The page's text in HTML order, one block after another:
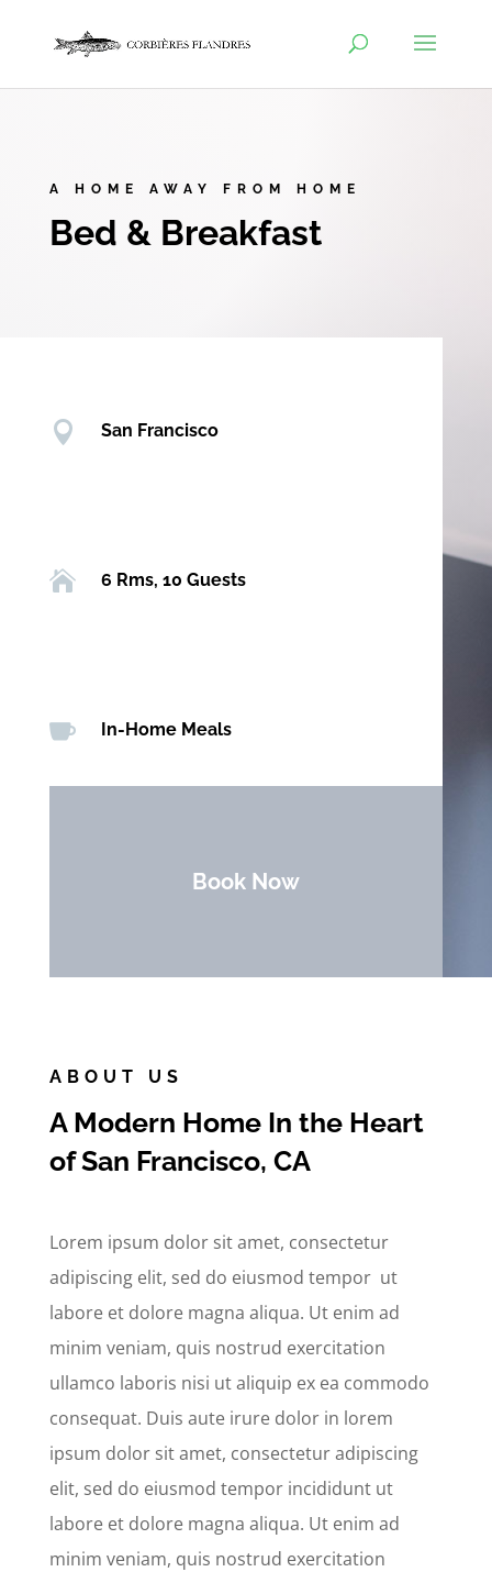
A HOME AWAY FROM HOME
Bed & Breakfast
 San Francisco
 6 Rms, 10 Guests
 In-Home Meals
Book Now
ABOUT US
A Modern Home In the Heart
of San Francisco, CA
Lorem ipsum dolor sit amet, consectetur
adipiscing elit, sed do eiusmod tempor ut
labore et dolore magna aliqua. Ut enim ad
minim veniam, quis nostrud exercitation
ullamco laboris nisi ut aliquip ex ea commodo
consequat. Duis aute irure dolor in lorem
ipsum dolor sit amet, consectetur adipiscing
elit, sed do eiusmod tempor incididunt ut
labore et dolore magna aliqua. Ut enim ad
minim veniam, quis nostrud exercitation